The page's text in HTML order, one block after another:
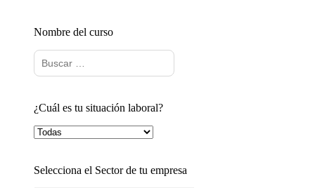
Nombre del curso
¿Cuál es tu situación laboral?
Selecciona el Sector de tu empresa